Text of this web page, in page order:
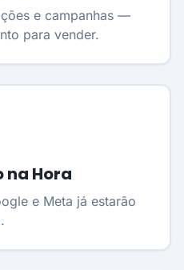
e campanhas —
para vender.
na Hora
e Meta já estarão